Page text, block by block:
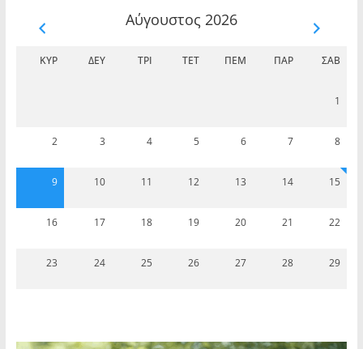
Αύγουστος 2026
ΚΥΡ ΔΕΥ ΤΡΊ ΤΕΤ ΠΈΜ ΠΑΡ ΣΆΒ
1
2 3 4 5 6 7 8
9 10 11 12 13 14 15
16 17 18 19 20 21 22
23 24 25 26 27 28 29